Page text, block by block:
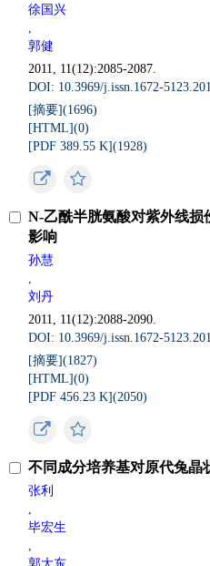
徐国兴
,
郭健
2011, 11(12):2085-2087.
DOI: 10.3969/j.issn.1672-
[摘要](1696)
[HTML](0)
[PDF 389.55 K](1928)
N-乙酰半胱氨酸对紫外线损
影响
孙慧
,
刘丹
2011, 11(12):2088-2090.
DOI: 10.3969/j.issn.1672-
[摘要](1827)
[HTML](0)
[PDF 456.23 K](2050)
不同成分培养基对原代兔晶
张利
,
毕宏生
,